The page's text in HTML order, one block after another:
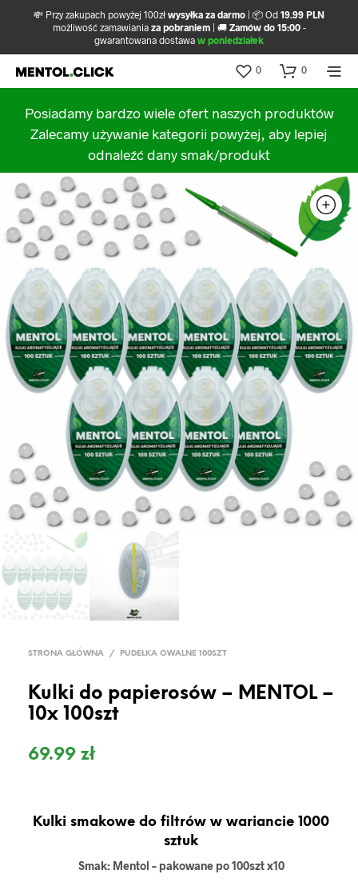
💸 Przy zakupach powyżej 100zł wysyłka za darmo | 📦 Od 19.99 PLN
możliwość zamawiania za pobraniem| 🚚 Zamów do 15:00-
gwarantowana dostawa w poniedziałek
0 0
Posiadamy bardzo wiele ofert naszych produktów
Zalecamy używanie kategorii powyżej, aby lepiej
odnaleźć dany smak/produkt
STRONA GŁÓWNA / PUDEŁKA OWALNE 100SZT
Kulki do papierosów – MENTOL –
10x 100szt
69.99 zł
Kulki smakowe do filtrów w wariancie 1000
sztuk
Smak: Mentol – pakowane po 100szt x10